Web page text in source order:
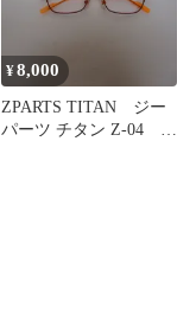
¥8,000
ZPARTS TITAN ジー
パーツ チタン Z-04 メ